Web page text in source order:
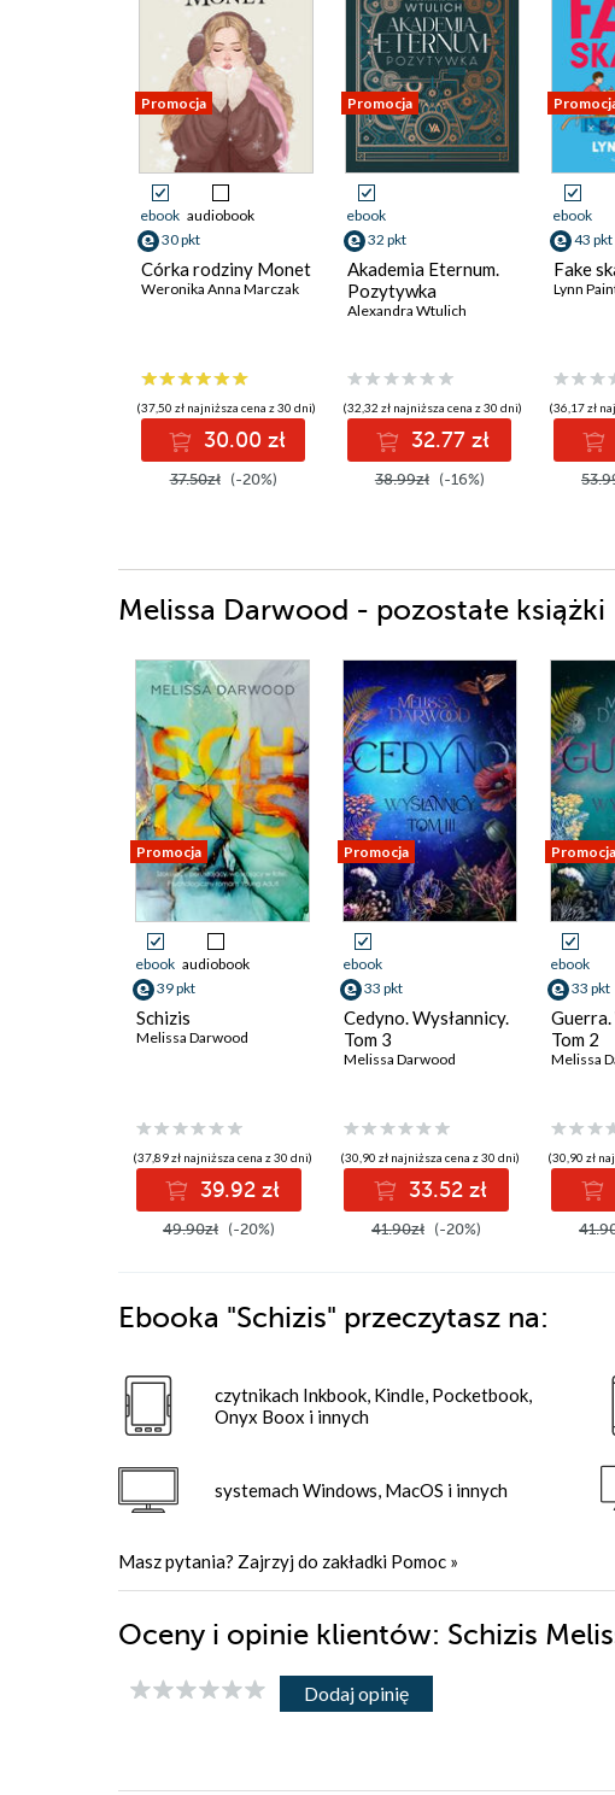
Promocja
ebook audiobook
30 pkt
Córka rodziny Monet
Weronika Anna Marczak
(37,50 zł najniższa cena z 30 dni)
30.00 zł
37.50zł (-20%)
Promocja
ebook
32 pkt
Akademia Eternum.
Pozytywka
Alexandra Wtulich
(32,32 zł najniższa cena z 30 dni)
32.77 zł
38.99zł (-16%)
ebook
43 pkt
Fake
Lynn
(36,17 zł
Melissa Darwood - pozostałe książki
Promocja
ebook audiobook
39 pkt
Schizis
Melissa Darwood
(37,89 zł najniższa cena z 30 dni)
39.92 zł
49.90zł (-20%)
Promocja
ebook
33 pkt
Cedyno. Wysłannicy.
Tom 3
Melissa Darwood
(30,90 zł najniższa cena z 30 dni)
33.52 zł
41.90zł (-20%)
Promocja
ebook
33 pkt
Guerra.
Tom 2
Melissa
(30,90 zł
Ebooka "Schizis" przeczytasz na:
czytnikach Inkbook, Kindle, Pocketbook,
Onyx Boox i innych
systemach Windows, MacOS i innych
Masz pytania? Zajrzyj do zakładki Pomoc »
Oceny i opinie klientów: Schizis
Dodaj opinię